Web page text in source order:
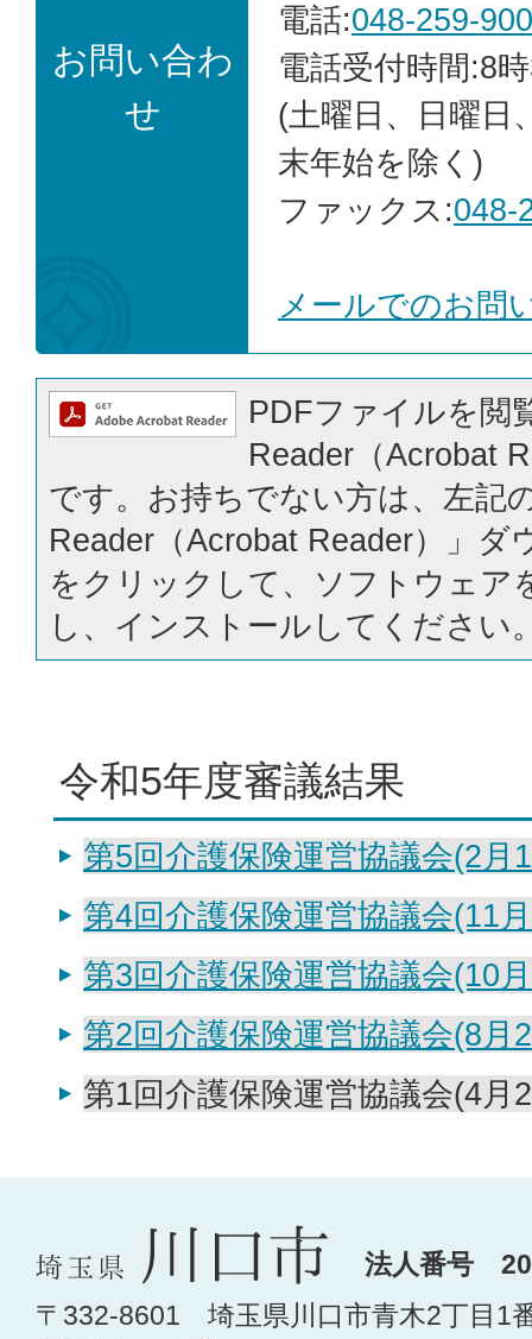
お問い合わ
せ
電話:048-259-
電話受付時間:8
(土曜日、日曜日
末年始を除く)
ファックス:048-
メールでのお問
PDFファイルを閲
Reader（Acrobat
です。お持ちでない方は、左記
Reader（Acrobat Reader）」ダ
をクリックして、ソフトウェア
し、インストールしてください
令和5年度審議結果
第5回介護保険運営協議会(2月
第4回介護保険運営協議会(11
第3回介護保険運営協議会(10
第2回介護保険運営協議会(8月
第1回介護保険運営協議会(4月
法人番号
〒332-8601 埼玉県川口市青木2丁目1